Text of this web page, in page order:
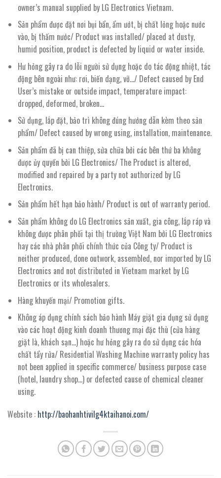
owner’s manual supplied by LG Electronics Vietnam.
Sản phẩm được đặt nơi bụi bẩn, ẩm ướt, bị chất lỏng hoặc nước
vào, bị thấm nước/ Product was installed/ placed at dusty,
humid position, product is defected by liquid or water inside.
Hư hỏng gây ra do lỗi người sử dụng hoặc do tác động nhiệt, tác
động bên ngoài như: rơi, biến dạng, vỡ…/ Defect caused by End
User’s mistake or outside impact, temperature impact:
dropped, deformed, broken…
Sử dụng, lắp đặt, bảo trì không đúng hướng dẫn kèm theo sản
phẩm/ Defect caused by wrong using, installation, maintenance.
Sản phẩm đã bị can thiệp, sửa chữa bởi các bên thứ ba không
được ủy quyền bởi LG Electronics/ The Product is altered,
modified and repaired by a party not authorized by LG
Electronics.
Sản phẩm hết hạn bảo hành/ Product is out of warranty period.
Sản phẩm không do LG Electronics sản xuất, gia công, lắp ráp và
không được phân phối tại thị trường Việt Nam bởi LG Electronics
hay các nhà phân phối chính thức của Công ty/ Product is
neither produced, done outwork, assembled, nor imported by LG
Electronics and not distributed in Vietnam market by LG
Electronics or its wholesalers.
Hàng khuyến mại/ Promotion gifts.
Không áp dụng chính sách bảo hành Máy giặt gia dụng sử dụng
vào các hoạt động kinh doanh thương mại đặc thù (cửa hàng
giặt là, khách sạn…) hoặc hư hỏng gây ra do sử dụng các hóa
chất tẩy rửa/ Residential Washing Machine warranty policy has
not been applied in specific commerce/ business purpose case
(hotel, laundry shop…) or defected cause of chemical cleaner
using.
Website : http://baohanhtivilg4ktaihanoi.com/